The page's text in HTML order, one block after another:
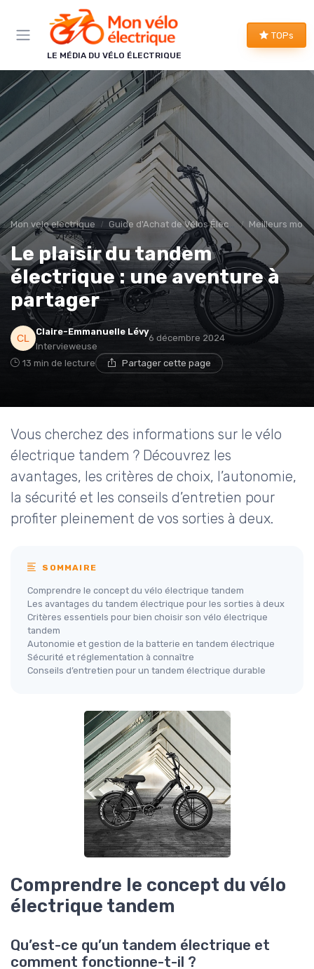
LE MÉDIA DU VÉLO ÉLECTRIQUE
TOPs
Mon velo electrique Guide d'Achat de Vélos Électriques Meilleurs
Le plaisir du tandem
électrique : une aventure à
partager
Claire-Emmanuelle Lévy
Intervieweuse
6 décembre 2024
13 min de lecture Partager cette page
Vous cherchez des informations sur le vélo
électrique tandem ? Découvrez les
avantages, les critères de choix, l’autonomie,
la sécurité et les conseils d’entretien pour
profiter pleinement de vos sorties à deux.
SOMMAIRE
Comprendre le concept du vélo électrique tandem
Les avantages du tandem électrique pour les sorties à deux
Critères essentiels pour bien choisir son vélo électrique
tandem
Autonomie et gestion de la batterie en tandem électrique
Sécurité et réglementation à connaître
Conseils d’entretien pour un tandem électrique durable
Comprendre le concept du vélo
électrique tandem
Qu’est-ce qu’un tandem électrique et
comment fonctionne-t-il ?
Panneau de gestion des cookies